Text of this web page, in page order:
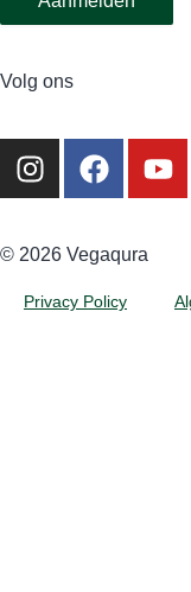
Volg ons
©️ 2026 Vegaqura
Privacy Policy